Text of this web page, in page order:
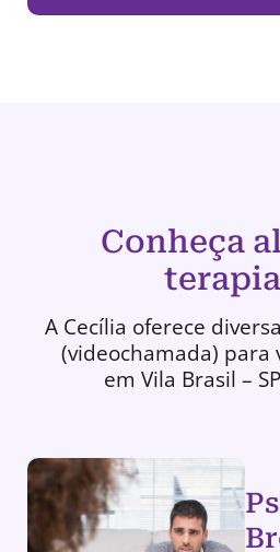
Conheça
A Cecília oferece
(videochamada) para
em Vila Brasil –